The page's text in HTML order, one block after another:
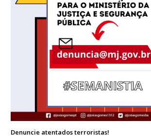
Denuncie atentados terroristas!